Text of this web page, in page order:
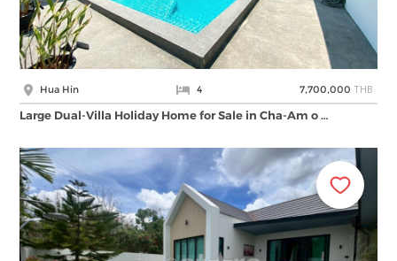
Hua Hin 4 7,700,000 THB
Large Dual-Villa Holiday Home for Sale in Cha-Am o …